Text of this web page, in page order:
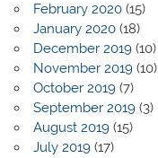
February 2020(15)
January 2020(18)
December 2019(10)
November 2019(10)
October 2019(7)
September 2019(3)
August 2019(15)
July 2019(17)